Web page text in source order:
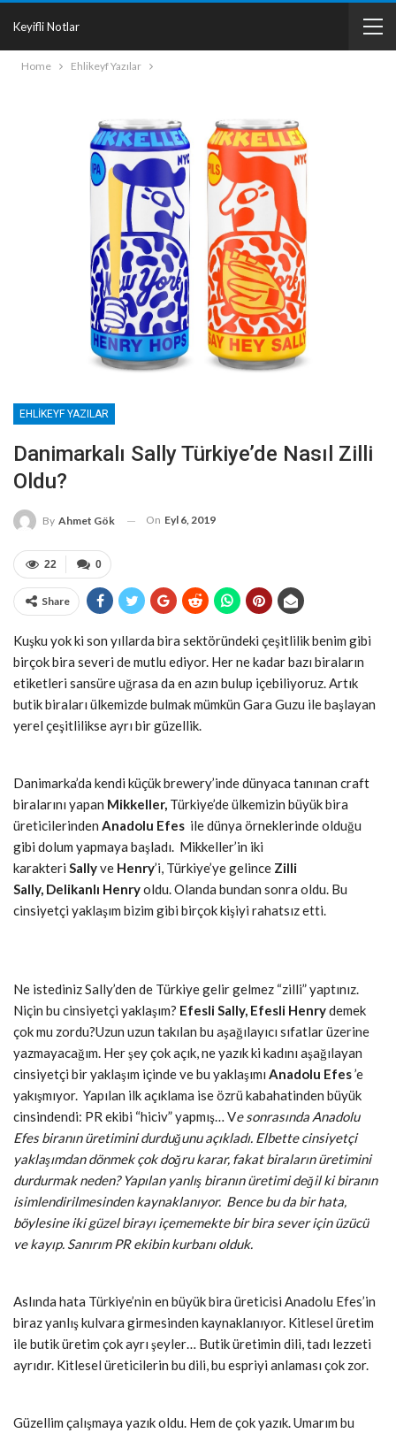
Keyifli Notlar
Home Ehlikeyf Yazılar
EHLIKEYF YAZILAR
Danimarkalı Sally Türkiye’de Nasıl Zilli
Oldu?
By Ahmet Gök On Eyl 6, 2019
0
22
Share
Kuşku yok ki son yıllarda bira sektöründeki çeşitlilik benim gibi
birçok bira severi de mutlu ediyor. Her ne kadar bazı biraların
etiketleri sansüre uğrasa da en azın bulup içebiliyoruz. Artık
butik biraları ülkemizde bulmak mümkün Gara Guzu ile başlayan
yerel çeşitlilikse ayrı bir güzellik.
Danimarka’da kendi küçük brewery’inde dünyaca tanınan craft
biralarını yapan Mikkeller, Türkiye’de ülkemizin büyük bira
üreticilerinden Anadolu Efes ile dünya örneklerinde olduğu
gibi dolum yapmaya başladı. Mikkeller’in iki
karakteri Sallyve Henry’i, Türkiye’ye gelince Zilli
Sally, Delikanlı Henryoldu. Olanda bundan sonra oldu. Bu
cinsiyetçi yaklaşım bizim gibi birçok kişiyi rahatsız etti.
Ne istediniz Sally’den de Türkiye gelir gelmez “zilli” yaptınız.
Niçin bu cinsiyetçi yaklaşım? Efesli Sally, Efesli Henrydemek
çok mu zordu?Uzun uzun takılan bu aşağılayıcı sıfatlar üzerine
yazmayacağım. Her şey çok açık, ne yazık ki kadını aşağılayan
cinsiyetçi bir yaklaşım içinde ve bu yaklaşımı Anadolu Efes’e
yakışmıyor. Yapılan ilk açıklama ise özrü kabahatinden büyük
cinsindendi: PR ekibi “hiciv” yapmış… Ve sonrasında Anadolu
Efes biranın üretimini durduğunu açıkladı. Elbette cinsiyetçi
yaklaşımdan dönmek çok doğru karar, fakat biraların üretimini
durdurmak neden? Yapılan yanlış biranın üretimi değil ki biranın
isimlendirilmesinden kaynaklanıyor. Bence bu da bir hata,
böylesine iki güzel birayı içememekte bir bira sever için üzücü
ve kayıp. Sanırım PR ekibin kurbanı olduk.
Aslında hata Türkiye’nin en büyük bira üreticisi Anadolu Efes’in
biraz yanlış kulvara girmesinden kaynaklanıyor. Kitlesel üretim
ile butik üretim çok ayrı şeyler… Butik üretimin dili, tadı lezzeti
ayrıdır. Kitlesel üreticilerin bu dili, bu espriyi anlaması çok zor.
Güzellim çalışmaya yazık oldu. Hem de çok yazık. Umarım bu